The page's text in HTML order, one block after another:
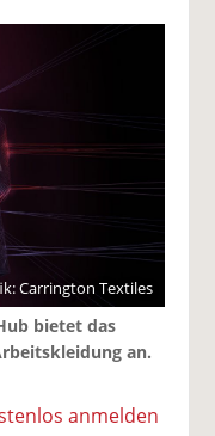
Carrington Textiles
bietet das
an.
anmelden